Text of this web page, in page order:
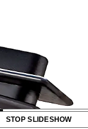
STOP SLIDESHOW